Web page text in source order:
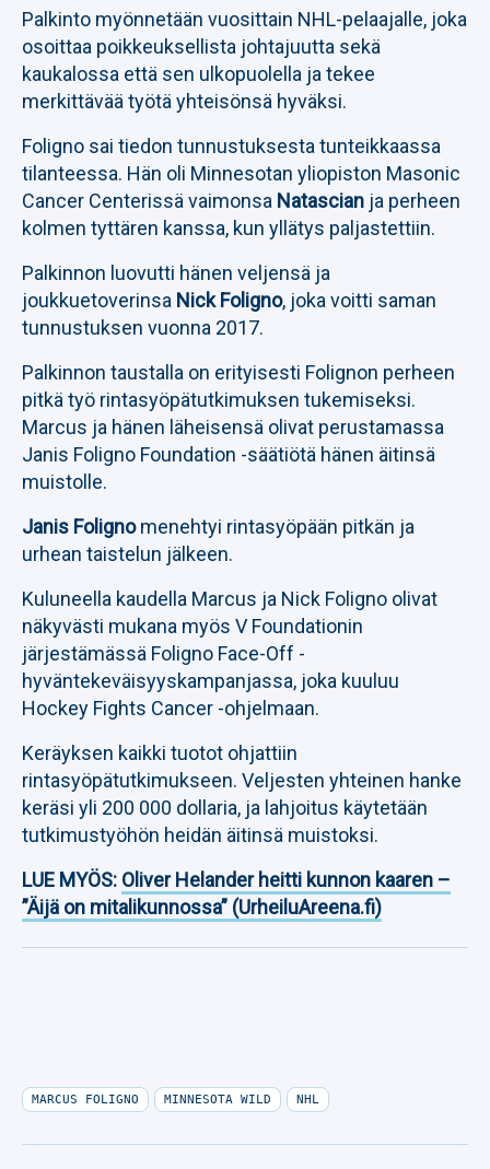
Palkinto myönnetään vuosittain NHL-pelaajalle, joka
osoittaa poikkeuksellista johtajuutta sekä
kaukalossa että sen ulkopuolella ja tekee
merkittävää työtä yhteisönsä hyväksi.
Foligno sai tiedon tunnustuksesta tunteikkaassa
tilanteessa. Hän oli Minnesotan yliopiston Masonic
Cancer Centerissä vaimonsa Natascian ja perheen
kolmen tyttären kanssa, kun yllätys paljastettiin.
Palkinnon luovutti hänen veljensä ja
joukkuetoverinsa Nick Foligno, joka voitti saman
tunnustuksen vuonna 2017.
Palkinnon taustalla on erityisesti Folignon perheen
pitkä työ rintasyöpätutkimuksen tukemiseksi.
Marcus ja hänen läheisensä olivat perustamassa
Janis Foligno Foundation -säätiötä hänen äitinsä
muistolle.
Janis Folignomenehtyi rintasyöpään pitkän ja
urhean taistelun jälkeen.
Kuluneella kaudella Marcus ja Nick Foligno olivat
näkyvästi mukana myös V Foundationin
järjestämässä Foligno Face-Off -
hyväntekeväisyyskampanjassa, joka kuuluu
Hockey Fights Cancer -ohjelmaan.
Keräyksen kaikki tuotot ohjattiin
rintasyöpätutkimukseen. Veljesten yhteinen hanke
keräsi yli 200 000 dollaria, ja lahjoitus käytetään
tutkimustyöhön heidän äitinsä muistoksi.
LUE MYÖS: Oliver Helander heitti kunnon kaaren –
”Äijä on mitalikunnossa” (UrheiluAreena.fi)
MARCUS FOLIGNO MINNESOTA WILD NHL